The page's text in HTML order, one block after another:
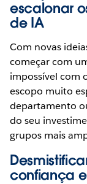
escalonar
de IA
Com novas
começar com
impossível com
escopo muito
departamento
do seu
grupos mais
confiança